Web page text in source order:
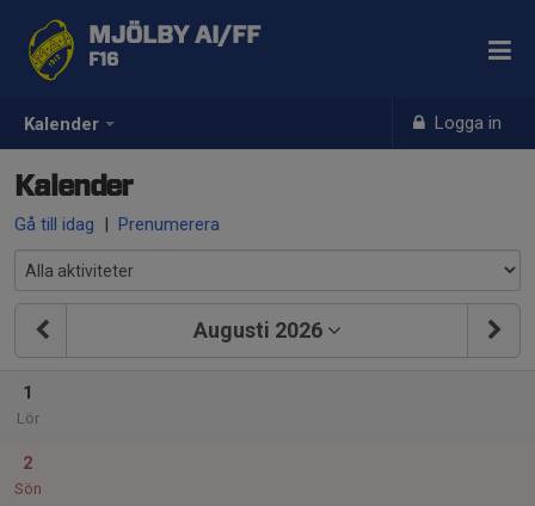
Kalender Logga in
MJÖLBY AI/FF
F16
Kalender
Gå till idag | Prenumerera
Augusti 2026
1
Lör
2
Sön